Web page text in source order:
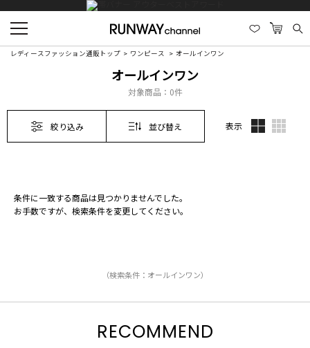
レディースファッション通販トップ ワンピース オールインワン
オールインワン
対象商品： 0件
絞り込み 並び替え 表示
条件に一致する商品は見つかりませんでした。
お手数ですが、検索条件を変更してください。
（検索条件：オールインワン）
RECOMMEND